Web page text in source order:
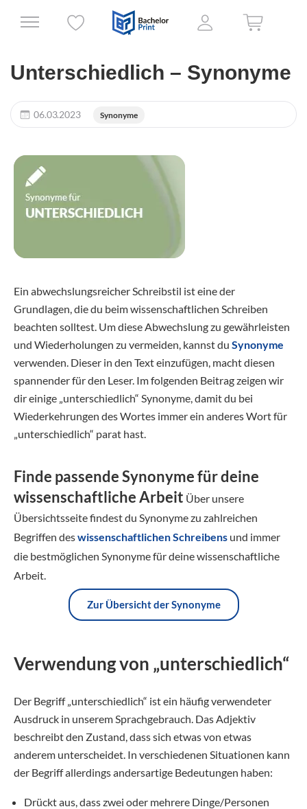
Unterschiedlich – Synonyme
06.03.2023 Synonyme
Ein abwechslungsreicher Schreibstil ist eine der
Grundlagen, die du beim wissenschaftlichen Schreiben
beachten solltest. Um diese Abwechslung zu gewährleisten
und Wiederholungen zu vermeiden, kannst du Synonyme
verwenden. Dieser in den Text einzufügen, macht diesen
spannender für den Leser. Im folgenden Beitrag zeigen wir
dir einige „unterschiedlich“ Synonyme, damit du bei
Wiederkehrungen des Wortes immer ein anderes Wort für
„unterschiedlich“ parat hast.
Finde passende Synonyme für deine
wissenschaftliche Arbeit Über unsere
Übersichtsseite findest du Synonyme zu zahlreichen
Begriffen deswissenschaftlichen Schreibens und immer
die bestmöglichen Synonyme für deine wissenschaftliche
Arbeit.
Zur Übersicht der Synonyme
Verwendung von „unterschiedlich“
Der Begriff „unterschiedlich“ ist ein häufig verwendeter
Ausdruck in unserem Sprachgebrauch. Das Adjektiv
beschreibt den Zustand, dass sich etwas von etwas
anderem unterscheidet. In verschiedenen Situationen kann
der Begriff allerdings andersartige Bedeutungen haben:
Drückt aus, dass zwei oder mehrere Dinge/Personen